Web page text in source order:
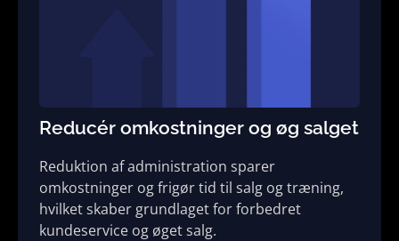
Reducér omkostninger og øg salget
Reduktion af administration sparer
omkostninger og frigør tid til salg og træning,
hvilket skaber grundlaget for forbedret
kundeservice og øget salg.